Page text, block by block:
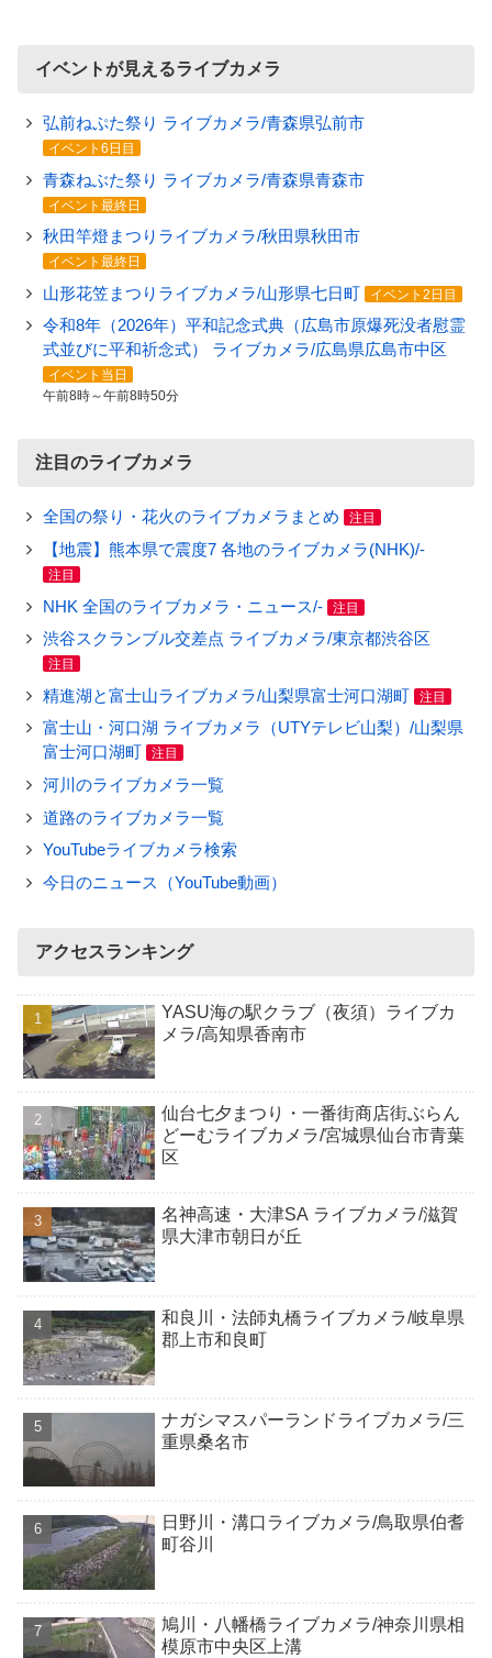
イベントが見えるライブカメラ
弘前ねぷた祭り ライブカメラ/青森県弘前市
イベント6日目
青森ねぶた祭り ライブカメラ/青森県青森市
イベント最終日
秋田竿燈まつりライブカメラ/秋田県秋田市
イベント最終日
山形花笠まつりライブカメラ/山形県七日町 イベント2日目
令和8年（2026年）平和記念式典（広島市原爆死没者慰霊
式並びに平和祈念式） ライブカメラ/広島県広島市中区
イベント当日
午前8時～午前8時50分
注目のライブカメラ
全国の祭り・花火のライブカメラまとめ 注目
【地震】熊本県で震度7 各地のライブカメラ(NHK)/-
注目
NHK 全国のライブカメラ・ニュース/- 注目
渋谷スクランブル交差点 ライブカメラ/東京都渋谷区
注目
精進湖と富士山ライブカメラ/山梨県富士河口湖町 注目
富士山・河口湖 ライブカメラ（UTYテレビ山梨）/山梨県
富士河口湖町
注目
河川のライブカメラ一覧
道路のライブカメラ一覧
YouTubeライブカメラ検索
今日のニュース（YouTube動画）
アクセスランキング
YASU海の駅クラブ（夜須）ライブカ
メラ/高知県香南市
仙台七夕まつり・一番街商店街ぶらん
どーむライブカメラ/宮城県仙台市青葉
区
名神高速・大津SA ライブカメラ/滋賀
県大津市朝日が丘
和良川・法師丸橋ライブカメラ/岐阜県
郡上市和良町
ナガシマスパーランドライブカメラ/三
重県桑名市
日野川・溝口ライブカメラ/鳥取県伯耆
町谷川
鳩川・八幡橋ライブカメラ/神奈川県相
模原市中央区上溝